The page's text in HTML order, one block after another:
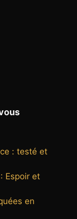
: testé et
Espoir et
en